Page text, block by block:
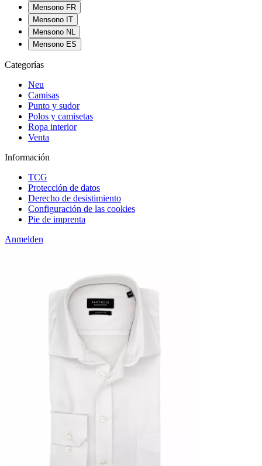
Mensono FR
Mensono IT
Mensono NL
Mensono ES
Categorías
Neu
Camisas
Punto y sudor
Polos y camisetas
Ropa interior
Venta
Información
TCG
Protección de datos
Derecho de desistimiento
Configuración de las cookies
Pie de imprenta
Anmelden